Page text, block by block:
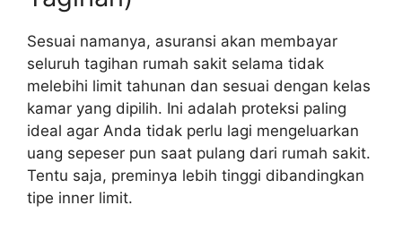
Sesuai namanya, asuransi akan membayar
seluruh tagihan rumah sakit selama tidak
melebihi limit tahunan dan sesuai dengan kelas
kamar yang dipilih. Ini adalah proteksi paling
ideal agar Anda tidak perlu lagi mengeluarkan
uang sepeser pun saat pulang dari rumah sakit.
Tentu saja, preminya lebih tinggi dibandingkan
tipe inner limit.